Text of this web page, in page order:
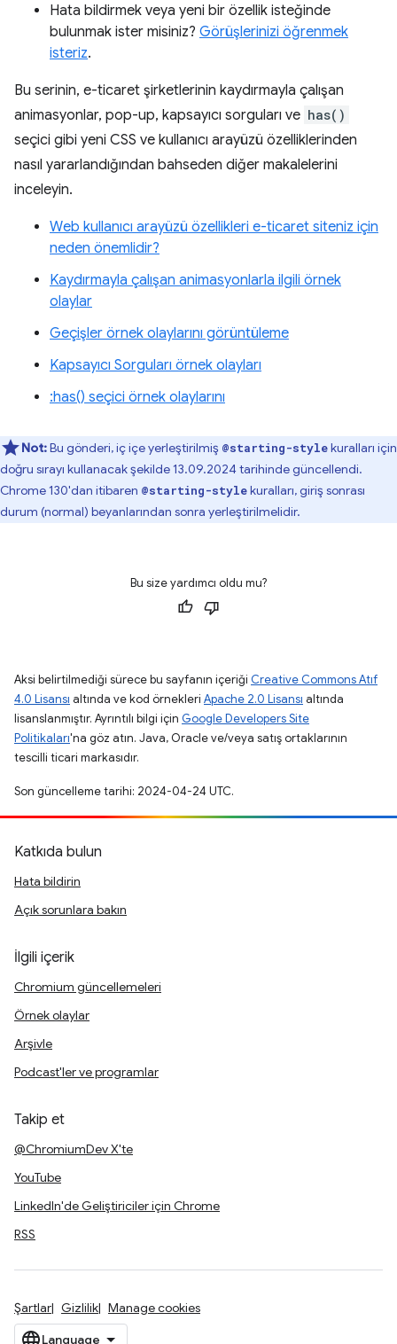
Hata bildirmek veya yeni bir özellik isteğinde
bulunmak ister misiniz? Görüşlerinizi öğrenmek
isteriz.
Bu serinin, e-ticaret şirketlerinin kaydırmayla çalışan
animasyonlar, pop-up, kapsayıcı sorguları ve has()
seçici gibi yeni CSS ve kullanıcı arayüzü özelliklerinden
nasıl yararlandığından bahseden diğer makalelerini
inceleyin.
Web kullanıcı arayüzü özellikleri e-ticaret siteniz için
neden önemlidir?
Kaydırmayla çalışan animasyonlarla ilgili örnek
olaylar
Geçişler örnek olaylarını görüntüleme
Kapsayıcı Sorguları örnek olayları
:has() seçici örnek olaylarını
Not:Bu gönderi, iç içe yerleştirilmiş @starting-stylekuralları için
doğru sırayı kullanacak şekilde 13.09.2024 tarihinde güncellendi.
Chrome 130'dan itibaren @starting-stylekuralları, giriş sonrası
durum (normal) beyanlarından sonra yerleştirilmelidir.
Bu size yardımcı oldu mu?
Aksi belirtilmediği sürece bu sayfanın içeriği Creative Commons Atıf
4.0 Lisansı altında ve kod örnekleri Apache 2.0 Lisansı altında
lisanslanmıştır. Ayrıntılı bilgi için Google Developers Site
Politikaları'na göz atın. Java, Oracle ve/veya satış ortaklarının
tescilli ticari markasıdır.
Son güncelleme tarihi: 2024-04-24 UTC.
Katkıda bulun
Hata bildirin
Açık sorunlara bakın
İlgili içerik
Chromium güncellemeleri
Örnek olaylar
Arşivle
Podcast'ler ve programlar
Takip et
@ChromiumDev X'te
YouTube
LinkedIn'de Geliştiriciler için Chrome
RSS
Şartlar Gizlilik Manage cookies